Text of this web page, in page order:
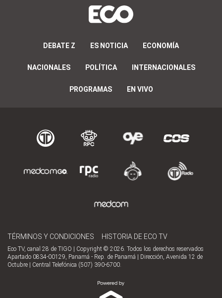
DEBATE Z ES NOTICIA ECONOMÍA
NACIONALES POLÍTICA INTERNACIONALES
PROGRAMAS EN VIVO
TÉRMINOS Y CONDICIONES HISTORIA DE ECO TV
Eco TV, canal 28 de TIGO | Copyright © 2026. Todos los derechos reservados
Apartado 0834-00129, Panamá - Rep. de Panamá | Dirección, Avenida 12 de
Octubre | Central Telefónica (507) 390-6700.